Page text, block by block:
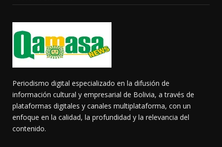
Periodismo digital especializado en la difusión de
información cultural y empresarial de Bolivia, a través de
plataformas digitales y canales multiplataforma, con un
enfoque en la calidad, la profundidad y la relevancia del
contenido.